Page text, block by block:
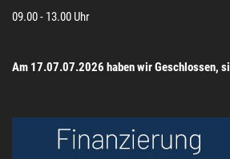
09.00 - 13.00 Uhr
Am 17.07.07.2026 haben wir Geschlossen,